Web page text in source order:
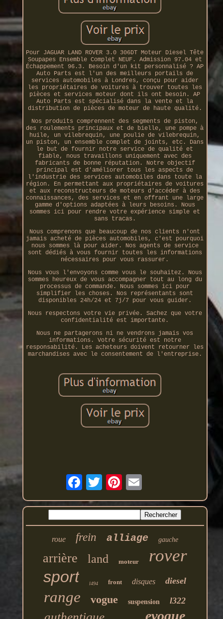
Pour JAGUAR LAND ROVER 3.0 306DT Moteur Diesel Tête
Soupapes Ensemble Complet NEUF. Admission 97.04 et
Échappement 96.3. Besoin d'un kit personnalisé ? AP
Auto Parts est l'un des meilleurs portails de
services automobiles à Londres, conçu pour aider
les propriétaires de voitures à trouver toutes les
pièces et services moteur dont ils ont besoin. AP
Auto Parts est spécialisé dans la vente et la
distribution de pièces de moteur de haute qualité.
Nos produits comprennent des segments de piston,
des roulements principaux et de bielle, une pompe à
huile, un vilebrequin, une poulie de vilebrequin,
un piston, un ensemble complet de joints, etc. Dans
le but de fournir notre service de qualité et
fiable, nous travaillons uniquement avec des
fabricants de bonne réputation. Notre objectif
principal est d'améliorer tous les aspects de
l'industrie des services automobiles dans toute la
région. En permettant aux propriétaires de voitures
et aux reconstructeurs de moteurs d'accéder à des
connaissances, des services et en offrant une large
gamme d'options adaptées à leurs besoins. Nous
sommes ici pour rendre votre expérience simple et
sans tracas.
Nous comprenons que beaucoup de nos clients n'ont
jamais acheté de pièces automobiles, c'est pourquoi
nous sommes là pour aider. Nos agents de service
sont dédiés à vous fournir toutes les informations
nécessaires pour vous rassurer.
Nous vous l'envoyons comme vous le souhaitez. Nous
sommes heureux de vous accompagner tout au long du
processus de commande. Nous sommes ici pour
simplifier les choses. Nos représentants sont
disponibles 24h/24 et 7j/7 pour vous guider.
Nous respectons votre vie privée. Sachez que votre
confidentialité est importante.
Nous ne partagerons ni ne vendrons jamais vos
informations. Votre sécurité est notre
responsabilité. Les acheteurs doivent retourner les
marchandises avec le consentement de l'entreprise.
roue frein alliage gauche
arrière land moteur rover
sport l494 front disques diesel
range vogue suspension l322